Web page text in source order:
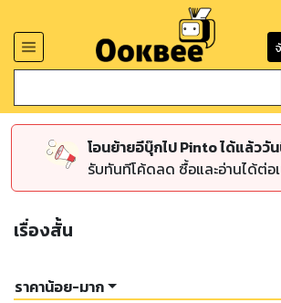
โอนย้ายอีบุ๊กไป Pinto ได้แล้ววั
รับทันทีโค้ดลด ซื้อและอ่านได้ต่อ
เรื่องสั้น
ราคาน้อย-มาก